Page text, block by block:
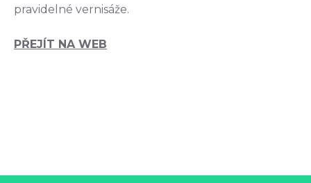
pravidelné vernisáže.
PŘEJÍT NA WEB